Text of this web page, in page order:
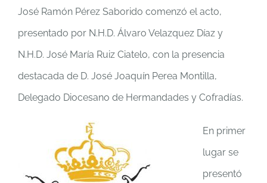
José Ramón Pérez Saborido comenzó el acto,
presentado por N.H.D. Álvaro Velazquez Díaz y
N.H.D. José María Ruiz Ciatelo, con la presencia
destacada de D. José Joaquín Perea Montilla,
Delegado Diocesano de Hermandades y Cofradías.
En primer
lugar se
presentó